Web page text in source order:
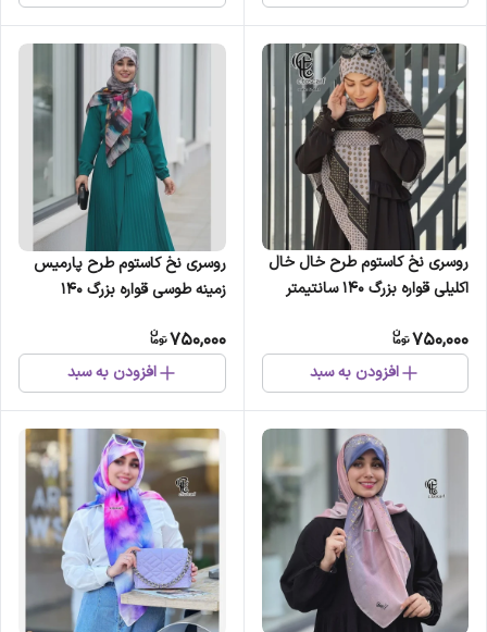
روسری نخ کاستوم طرح خال خال
اکلیلی قواره بزرگ 140 سانتیمتر
750,000
افزودن به سبد
روسری نخ کاستوم طرح پارمیس
زمینه طوسی قواره بزرگ 140
750,000
افزودن به سبد